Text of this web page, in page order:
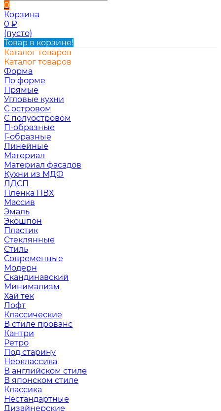
0
Корзина
0 ₽
(пусто)
Товар в корзине!
Каталог товаров
Каталог товаров
Форма
По форме
Прямые
Угловые кухни
С островом
С полуостровом
П-образные
Г-образные
Линейные
Материал
Материал фасадов
Кухни из МДФ
ЛДСП
Пленка ПВХ
Массив
Эмаль
Экошпон
Пластик
Стеклянные
Стиль
Современные
Модерн
Скандинавский
Минимализм
Хай тек
Лофт
Классические
В стиле прованс
Кантри
Ретро
Под старину
Неоклассика
В английском стиле
В японском стиле
Классика
Нестандартные
Дизайнерские